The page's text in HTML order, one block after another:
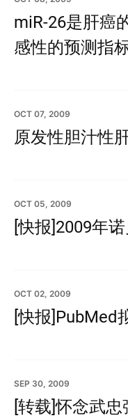
miR-26是肝癌
感性的预测指
OCT 07, 2009
原发性胆汁性
OCT 05, 2009
[快报]2009年
OCT 02, 2009
[快报]PubMed
SEP 30, 2009
[转载]怀念武